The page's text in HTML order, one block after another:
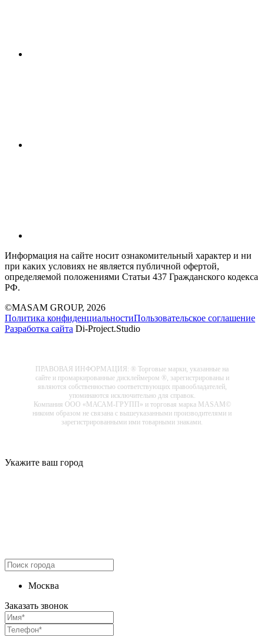
Информация на сайте носит ознакомительный характер и ни
при каких условиях не является публичной офертой,
определяемой положениями Статьи 437 Гражданского кодекса
РФ.
©MASAM GROUP, 2026
Политика конфиденциальностиПользовательское соглашение
Разработка сайта Di-Project.Studio
ПРАВОВАЯ ИНФОРМАЦИЯ: ® Торговые марки, указанные на
сайте и промаркированные дисклеймером ®, зарегистрированы и
являются собственностью соответствующих правообладателей,
упоминаются исключительно для справок.
Компания ООО «МАСАМ-ГРУПП» и торговая марка MASAM©
никоим образом не связана с вышеуказанными производителями и
зарегистрированными ими товарными знаками.
Укажите ваш город
Москва
Заказать звонок